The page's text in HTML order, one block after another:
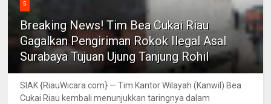
5
Breaking News! Tim Bea Cukai Riau
Gagalkan Pengiriman Rokok Ilegal Asal
Surabaya Tujuan Ujung Tanjung Rohil
SIAK {RiauWicara.com} — Tim Kantor Wilayah (Kanwil) Bea
Cukai Riau kembali menunjukkan taringnya dalam